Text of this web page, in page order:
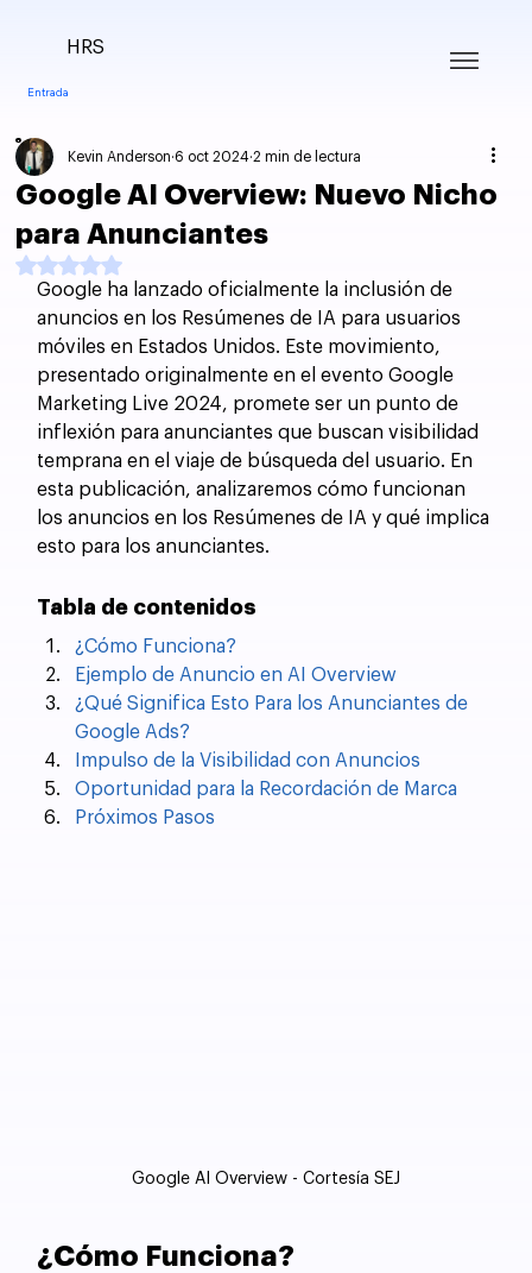
Entrada
HRS
Google AI Overview: Nuevo Nicho
para Anunciantes
Kevin Anderson 6 oct 2024 2 min de lectura
Obtuvo NaN de 5 estrellas.
Google ha lanzado oficialmente la inclusión de
anuncios en los Resúmenes de IA para usuarios
móviles en Estados Unidos. Este movimiento,
presentado originalmente en el evento Google
Marketing Live 2024, promete ser un punto de
inflexión para anunciantes que buscan visibilidad
temprana en el viaje de búsqueda del usuario. En
esta publicación, analizaremos cómo funcionan
los anuncios en los Resúmenes de IA y qué implica
esto para los anunciantes.
Tabla de contenidos
¿Cómo Funciona?
Ejemplo de Anuncio en AI Overview
¿Qué Significa Esto Para los Anunciantes de
Google Ads?
Impulso de la Visibilidad con Anuncios
Oportunidad para la Recordación de Marca
Próximos Pasos
Google AI Overview - Cortesía SEJ
¿Cómo Funciona?